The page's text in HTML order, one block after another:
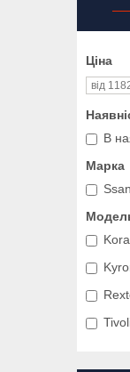
Ціна
В
Марка